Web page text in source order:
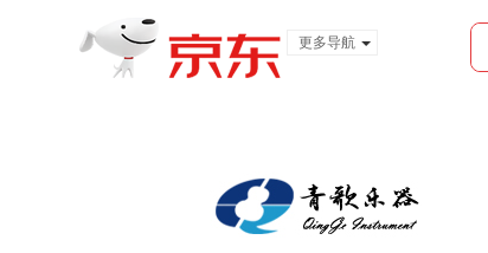
更多导航